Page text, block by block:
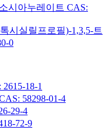
시아누레이트 CAS:
시실릴프로필)-1,3,5-트
0
18-1
58298-01-4
29-4
72-9